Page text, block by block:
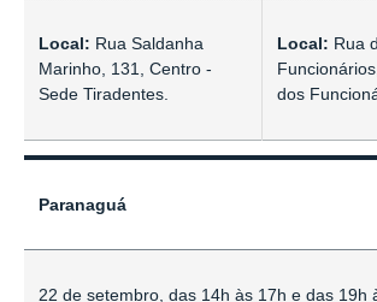
Local: Rua Saldanha
Marinho, 131, Centro -
Sede Tiradentes.
Local: Rua
dos
Paranaguá
22 de setembro, das 14h às 17h e das 19h